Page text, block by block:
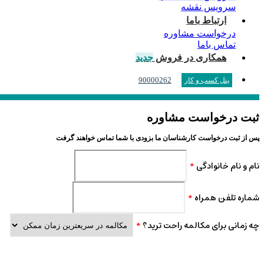
سرویس نقشه
ارتباط باما
درخواست مشاوره
تماس باما
همکاری در فروش جدید
پنل کسب و کار 90000262
ثبت درخواست مشاوره
پس از ثبت درخواست کارشناسان ما بزودی با شما تماس خواهند گرفت
نام و نام خانوادگی *
شماره تلفن همراه *
چه زمانی برای مکالمه راحت ترید؟ *